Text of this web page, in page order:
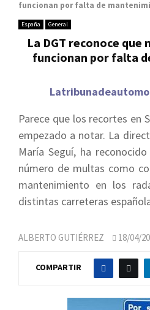
funcionan por falta de
España General
La DGT reconoce que
funcionan por falta
Parece que los recortes en
empezado a notar. La
María Seguí, ha
número de multas como
mantenimiento en los
distintas carreteras
ALBERTO GUTIÉRREZ 18/04/
COMPARTIR